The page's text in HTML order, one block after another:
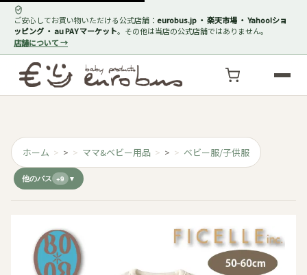
ご安心してお買い物いただける公式店舗： eurobus.jp ・ 楽天市場 ・ Yahoo!ショ
ッピング ・ au PAY マーケット。その他は当店の公式店舗ではありません。
店舗について →
ホーム > ママ&ベビー用品 > ベビー服/子供服
他のパス +9